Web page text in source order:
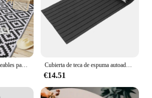
Olanly alfombras impermeables para exteriores, alfombras Reversibles de paja de plástico para Patio, cubierta interior y exterior, Patio trasero, alfombra para Picnic familiar y balcón Cubierta de teca de espuma autoadhesiva, suelo de barco de espuma EVA, accesorios de hoja de cubierta de teca sintética, alfombrilla de cubierta de barco marino de 2400x550x5mm
€14.51